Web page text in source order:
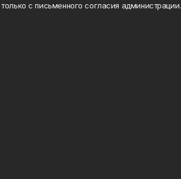
с письменного согласия администрации.